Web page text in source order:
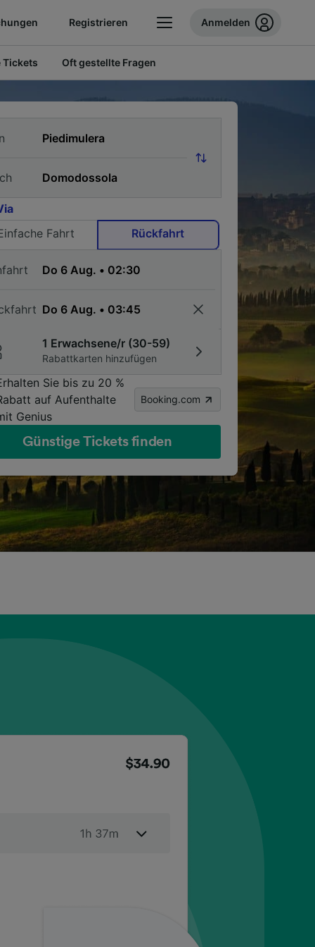
Registrieren Anmelden
Tickets Oft gestellte Fragen
Fahrt
Rückfahrt
1 Erwachsene/r (30-59)
Rabattkarten hinzufügen
Sie bis zu 20 %
auf Aufenthalte
Genius
Booking.com
Günstige Tickets finden